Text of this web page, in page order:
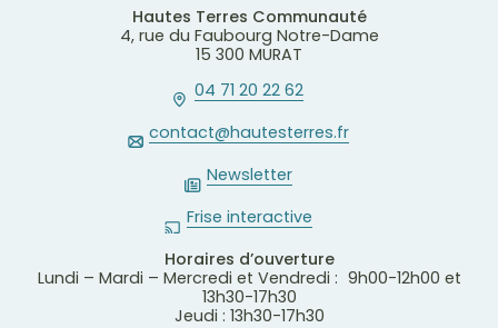
Hautes Terres Communauté
4, rue du Faubourg Notre-Dame
15 300 MURAT
04 71 20 22 62
contact@hautesterres.fr
Newsletter
Frise interactive
Horaires d’ouverture
Lundi – Mardi – Mercredi et Vendredi : 9h00-12h00 et
13h30-17h30
Jeudi : 13h30-17h30